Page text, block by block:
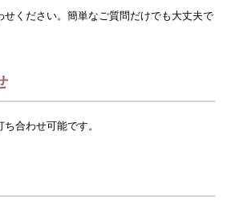
せください。簡単なご質問だけでも大丈夫で
合わせ可能です。